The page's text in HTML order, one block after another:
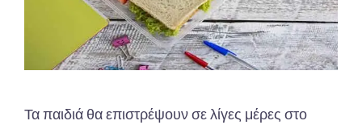
Τα παιδιά θα επιστρέψουν σε λίγες μέρες στο